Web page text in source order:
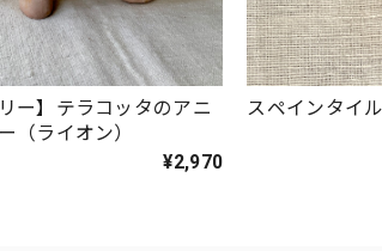
ー】テラコッタのアニ
（ライオン）
¥2,970
スペインタイル